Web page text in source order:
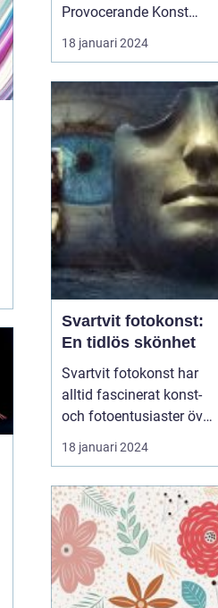
Provocerande Konst
Provokation är en central
del av konstens natur
historien för att väcka
starka känslor och
generera diskussion.
Provocerande konst tar
detta till nästa nivå
genom att u...
18 januari 2024
Svartvit fotokonst:
En tidlös skönhet
Svartvit fotokonst har
alltid fascinerat konst-
och fotoentusiaster över
hela världen. Denna
form av konst ger en
förmedla känslor och
stämningar på ett sätt
som färgfotografi inte
alltid kan uppnå. I denna
artikel kommer vi att ...
18 januari 2024